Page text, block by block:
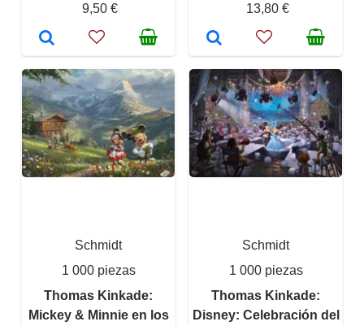
9,50 €
13,80 €
Schmidt
1 000 piezas
Thomas Kinkade:
Mickey & Minnie en los
Schmidt
1 000 piezas
Thomas Kinkade:
Disney: Celebración del